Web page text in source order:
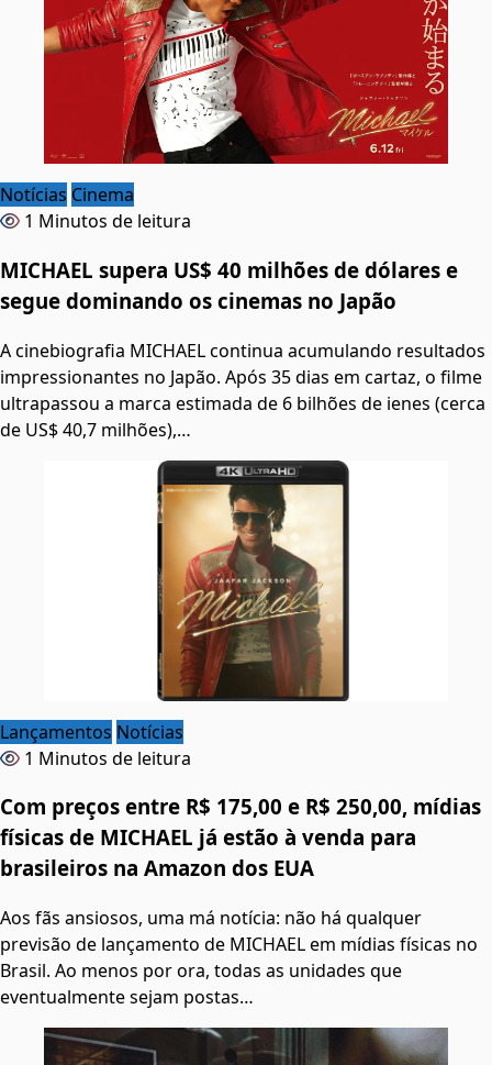
Notícias Cinema
1 Minutos de leitura
MICHAEL supera US$ 40 milhões de dólares e
segue dominando os cinemas no Japão
A cinebiografia MICHAEL continua acumulando resultados
impressionantes no Japão. Após 35 dias em cartaz, o filme
ultrapassou a marca estimada de 6 bilhões de ienes (cerca
de US$ 40,7 milhões),…
Lançamentos Notícias
1 Minutos de leitura
Com preços entre R$ 175,00 e R$ 250,00, mídias
físicas de MICHAEL já estão à venda para
brasileiros na Amazon dos EUA
Aos fãs ansiosos, uma má notícia: não há qualquer
previsão de lançamento de MICHAEL em mídias físicas no
Brasil. Ao menos por ora, todas as unidades que
eventualmente sejam postas…